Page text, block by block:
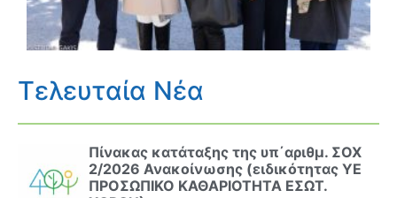
Τελευταία Νέα
Πίνακας κατάταξης της υπ΄αριθμ. ΣΟΧ
2/2026 Ανακοίνωσης (ειδικότητας ΥΕ
ΠΡΟΣΩΠΙΚΟ ΚΑΘΑΡΙΟΤΗΤΑ ΕΣΩΤ.